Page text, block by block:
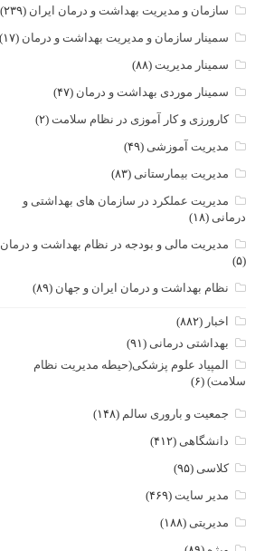
سازمان و مدیریت بهداشت و درمان ایران (۲۳۹)
سمینار سازمان و مدیریت بهداشت و درمان (۱۷)
سمینار مدیریت(۸۸)
سمینار موردی بهداشت و درمان (۴۷)
کارورزی و کار آموزی در نظام سلامت(۲)
مدیریت آموزشی (۴۹)
مدیریت بیمارستانی (۸۳)
مدیریت عملکرد در سازمان های بهداشتی و
درمانی (۱۸)
مدیریت مالی و بودجه در نظام بهداشت و درمان
(۵)
نظام بهداشت و درمان ایران و جهان (۸۹)
اخبار (۸۸۲)
بهداشتی درمانی (۹۱)
المپیاد علوم پزشکی(حیطه مدیریت نظام
سلامت) (۶)
جمعیت و باروری سالم (۱۴۸)
دانشگاهی (۴۱۲)
کلاسی (۹۵)
مدیر سایت(۴۶۹)
مدیریتی (۱۸۸)